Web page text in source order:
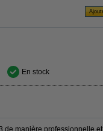
En stock
de manière professionnelle et